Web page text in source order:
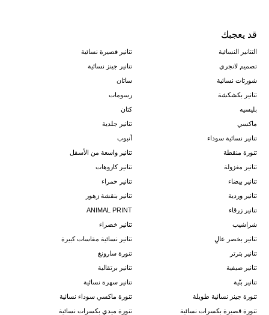
قد يعجبك
التنانير النسائية
تنانير قصيرة نسائية
تصميم لانجري
تنانير جينز نسائية
شورتات نسائية
ساتان
تنانير بكشكشة
رسومات
بليسيه
كتان
ماكسي
تنانير جلدية
تنانير نسائية سوداء
أنبوب
تنورة منقطة
تنانير واسعة من الأسفل
تنانير مغزولة
تنانير كاروهات
تنانير بيضاء
تنانير حمراء
تنانير وردية
تنانير بنقشة زهور
تنانير زرقاء
ANIMAL PRINT
شراشيب
تنانير خضراء
تنانير بخصر عالٍ
تنانير نسائية مقاسات كبيرة
تنانير بترتر
تنورة سارونغ
تنانير صيفية
تنانير برتقالية
تنانير بنّية
تنانير سهرة نسائية
تنورة جينز نسائية طويلة
تنورة ماكسي سوداء نسائية
تنورة قصيرة بكسرات نسائية
تنورة ميدي بكسرات نسائية